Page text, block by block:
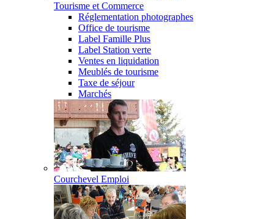
Tourisme et Commerce
Réglementation photographes
Office de tourisme
Label Famille Plus
Label Station verte
Ventes en liquidation
Meublés de tourisme
Taxe de séjour
Marchés
Courchevel Emploi